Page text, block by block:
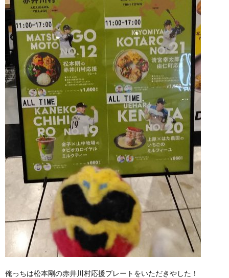
俺っちは松本剛の赤井川村応援プレートをいただきやした！